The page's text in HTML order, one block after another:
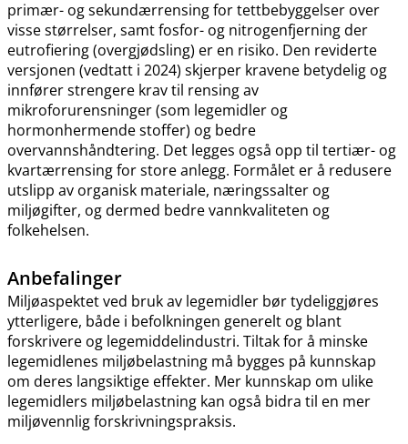
primær- og sekundærrensing for tettbebyggelser over
visse størrelser, samt fosfor- og nitrogenfjerning der
eutrofiering (overgjødsling) er en risiko. Den reviderte
versjonen (vedtatt i 2024) skjerper kravene betydelig og
innfører strengere krav til rensing av
mikroforurensninger (som legemidler og
hormonhermende stoffer) og bedre
overvannshåndtering. Det legges også opp til tertiær- og
kvartærrensing for store anlegg. Formålet er å redusere
utslipp av organisk materiale, næringssalter og
miljøgifter, og dermed bedre vannkvaliteten og
folkehelsen.
Anbefalinger
Miljøaspektet ved bruk av legemidler bør tydeliggjøres
ytterligere, både i befolkningen generelt og blant
forskrivere og legemiddelindustri. Tiltak for å minske
legemidlenes miljøbelastning må bygges på kunnskap
om deres langsiktige effekter. Mer kunnskap om ulike
legemidlers miljøbelastning kan også bidra til en mer
miljøvennlig forskrivningspraksis.